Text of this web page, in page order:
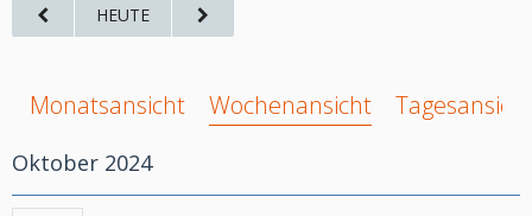
HEUTE
Monatsansicht Wochenansicht Tagesansicht
Oktober 2024